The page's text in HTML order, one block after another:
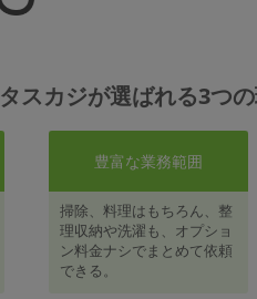
タスカジが選ばれる3つ
豊富な業務範囲
掃除、料理はもちろん、整
理収納や洗濯も、オプショ
ン料金ナシでまとめて依頼
できる。